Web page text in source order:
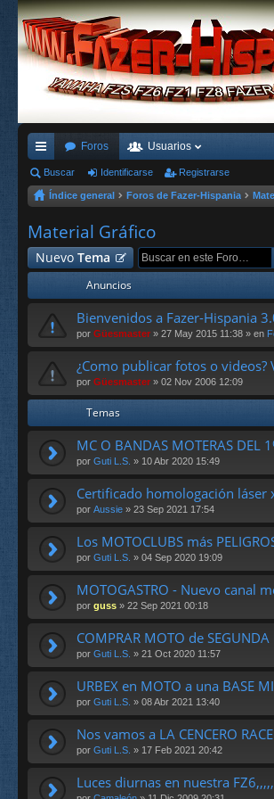
nl
ac
es
rá
Foros Usuarios
Buscar Identificarse Registrarse
Índice general Foros de Fazer-Hispania
Material Gráfico
Nuevo Tema
Anuncios
Bienvenidos a Fazer-Hispania
por Güesmaster » 27 May 2015 11:38 » en
¿Como publicar fotos o videos?
por Güesmaster » 02 Nov 2006 12:09
Temas
MC O BANDAS MOTERAS DEL
por Guti L.S. » 10 Abr 2020 15:49
Certificado homologación láser
por Aussie » 23 Sep 2021 17:54
Los MOTOCLUBS más
por Guti L.S. » 04 Sep 2020 19:09
MOTOGASTRO - Nuevo canal
por guss » 22 Sep 2021 00:18
COMPRAR MOTO de
por Guti L.S. » 21 Oct 2020 11:57
URBEX en MOTO a una BASE
por Guti L.S. » 08 Abr 2021 13:40
Nos vamos a LA CENCERO
por Guti L.S. » 17 Feb 2021 20:42
Luces diurnas en nuestra